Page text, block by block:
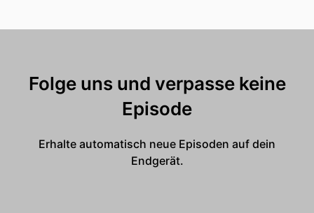
Folge uns und verpasse keine
Episode
Erhalte automatisch neue Episoden auf dein
Endgerät.